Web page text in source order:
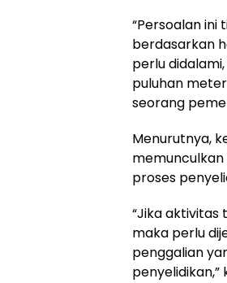
“Persoalan
berdasarkan
perlu
puluhan
seorang
Menurutnya,
proses
“Jika
maka perlu
penggalian
penyelidikan,”